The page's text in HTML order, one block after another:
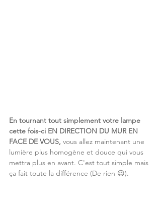
En tournant tout simplement votre lampe
cette fois-ci EN DIRECTION DU MUR EN
FACE DE VOUS, vous allez maintenant une
lumière plus homogène et douce qui vous
mettra plus en avant. C'est tout simple mais
ça fait toute la différence (De rien 😉).